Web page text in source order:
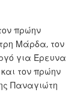
πρώην
Μάρδα, τον
για Έρευνα
τον πρώην
Παναγιώτη